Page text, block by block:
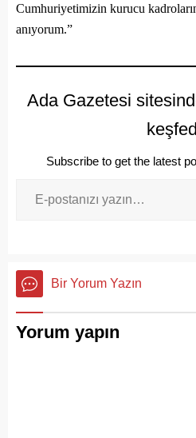
Cumhuriyetimizin kurucu
anıyorum.”
Ada Gazetesi
Subscribe to get the latest
Bir Yorum Yazın
Yorum yapın